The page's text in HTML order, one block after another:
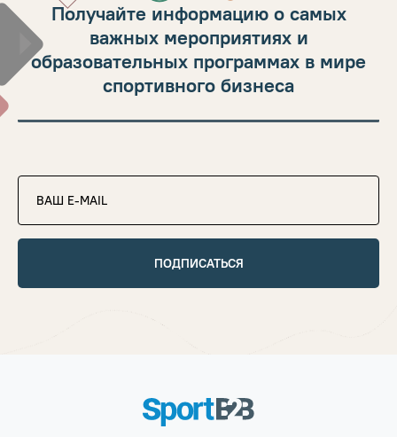
Получайте информацию о самых
важных мероприятиях и
образовательных программах в мире
спортивного бизнеса
ПОДПИСАТЬСЯ